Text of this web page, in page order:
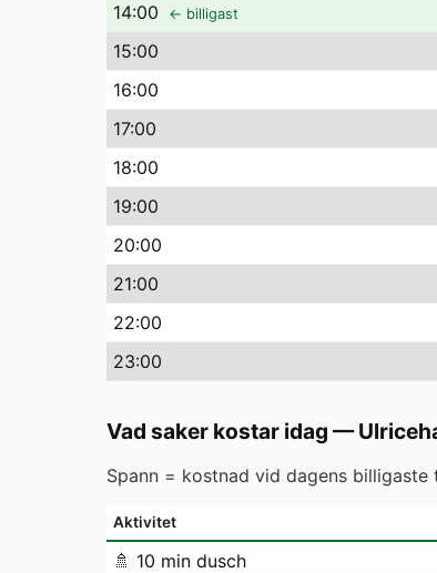
14:00 ← billigast
15:00
16:00
17:00
18:00
19:00
20:00
21:00
22:00
23:00
Vad saker kostar idag —
Spann = kostnad vid dagens
Aktivitet
🚿 10 min dusch